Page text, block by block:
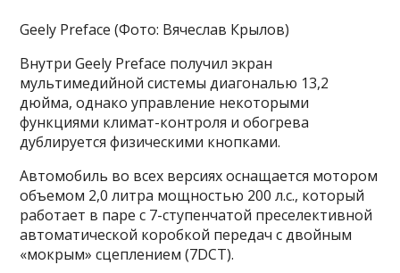
Geely Preface (Фото: Вячеслав Крылов)
Внутри Geely Preface получил экран
мультимедийной системы диагональю 13,2
дюйма, однако управление некоторыми
функциями климат-контроля и обогрева
дублируется физическими кнопками.
Автомобиль во всех версиях оснащается мотором
объемом 2,0 литра мощностью 200 л.с., который
работает в паре с 7-ступенчатой преселективной
автоматической коробкой передач с двойным
«мокрым» сцеплением (7DCT).